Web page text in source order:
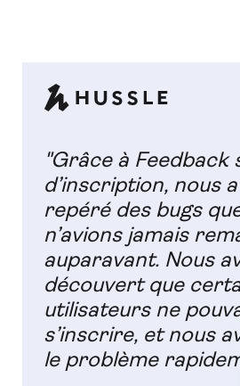
"Grâce à Feedback
d’inscription, nous
repéré des bugs
n’avions jamais
auparavant. Nous
découvert que
utilisateurs ne
s’inscrire, et nous
le problème